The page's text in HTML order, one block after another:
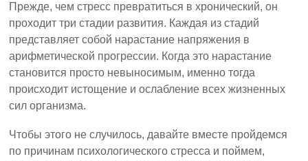
Прежде, чем стресс превратиться в хронический, он
проходит три стадии развития. Каждая из стадий
представляет собой нарастание напряжения в
арифметической прогрессии. Когда это нарастание
становится просто невыносимым, именно тогда
происходит истощение и ослабление всех жизненных
сил организма.
Чтобы этого не случилось, давайте вместе пройдемся
по причинам психологического стресса и поймем,